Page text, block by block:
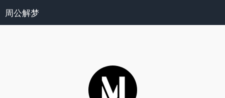
周公解梦